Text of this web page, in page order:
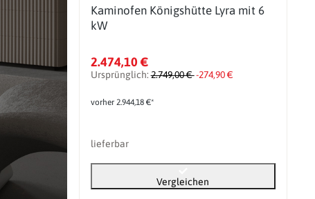
Kaminofen Königshütte Lyra mit 6
kW
2.474,10 €
Ursprünglich:2.749,00 €-274,90 €
vorher 2.944,18 €*
lieferbar
Vergleichen